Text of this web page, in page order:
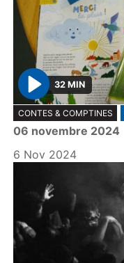
P
l
a
y
32 MIN
CONTES & COMPTINES
06 novembre 2024
6 Nov 2024